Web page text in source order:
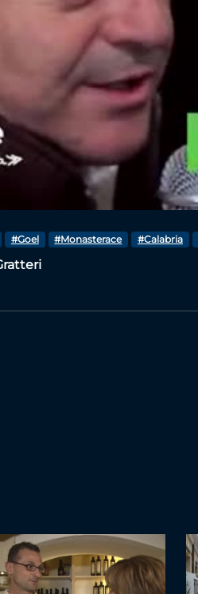
#Goel #Monasterace #Calabria